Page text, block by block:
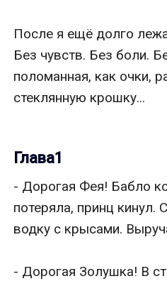
После я ещё долго
Без чувств. Без боли.
поломанная, как очки,
стеклянную крошку...
Глава1
- Дорогая Фея! Бабло
потеряла, принц кинул.
водку с крысами.
- Дорогая Золушка! В